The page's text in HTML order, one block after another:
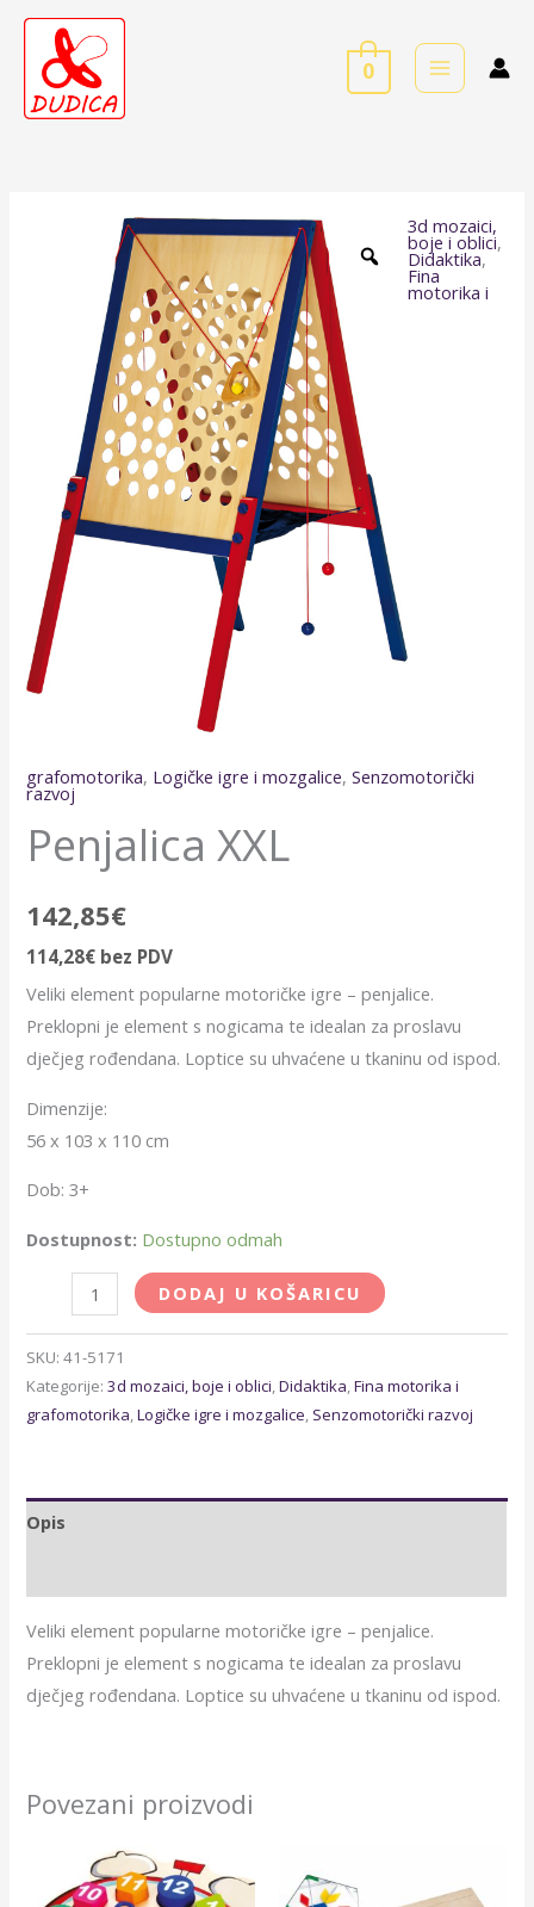
Skip
content
0
3d mozaici,
boje i oblici,
Didaktika,
Fina
motorika i
grafomotorika, Logičke igre i mozgalice,Senzomotorički
razvoj
Penjalica XXL
142,85€
114,28€ bez PDV
Veliki element popularne motoričke igre – penjalice.
Preklopni je element s nogicama te idealan za proslavu
dječjeg rođendana. Loptice su uhvaćene u tkaninu od ispod.
Dimenzije:
56 x 103 x 110 cm
Dob: 3+
Dostupnost: Dostupno odmah
DODAJ U KOŠARICU
SKU:41-5171
Kategorije:3d mozaici, boje i oblici,Didaktika,Fina motorika i
grafomotorika,Logičke igre i mozgalice, Senzomotorički razvoj
Opis
Veliki element popularne motoričke igre – penjalice.
Preklopni je element s nogicama te idealan za proslavu
dječjeg rođendana. Loptice su uhvaćene u tkaninu od ispod.
Povezani proizvodi